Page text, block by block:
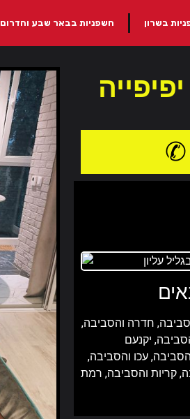
חשפניות בבאר שבע והדרום בשרון
קסניה בחורה בת 23 יפיפייה
חדרה והסביבה,
יקנעם
עכו והסביבה,
קריות והסביבה, רמת